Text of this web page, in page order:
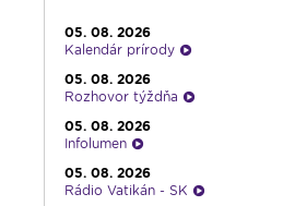
12:10
Hudobný aperitív
12:30
Biblia za rok
13:00
Lumenfórum - štvrtok
17:05
Hudobná bodka s Dianou
18:00
Emauzy - sv. omša 18:00
05. 08. 2026
Kalendár prírody
05. 08. 2026
Rozhovor týždňa
05. 08. 2026
Infolumen
05. 08. 2026
Rádio Vatikán - SK